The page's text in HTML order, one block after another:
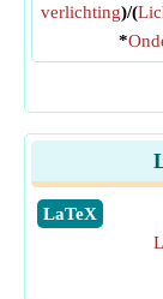
verlichting)/(
*
​LaTeX